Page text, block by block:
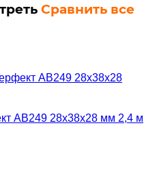
Сравнить все
AB249 28х38х28 мм 2,4 м